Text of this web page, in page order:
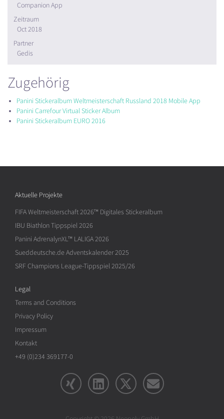
Companion App
Zeitraum
Oct 2018
Partner
Gedis
Zugehörig
Panini Stickeralbum Weltmeisterschaft Russland 2018 Mobile App
Panini Carrefour Virtual Sticker Album
Panini Stickeralbum EURO 2016
Aktuelle Projekte
FIFA Weltmeisterschaft 2026™ Digitales Stickeralbum
IBU Biathlon Tippspiel 2026
Panini AdrenalynXL™ LALIGA 2026
Sueddeutsche.de Adventskalender 2025
SRF Champions League-Tippspiel 2025/26
Legal
Terms and Conditions
Privacy Policy
Impressum
Kontakt
+49 (0)234 369177-0